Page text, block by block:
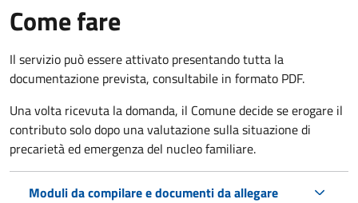
Come fare
Il servizio può essere attivato presentando tutta la
documentazione prevista, consultabile in formato PDF.
Una volta ricevuta la domanda, il Comune decide se erogare il
contributo solo dopo una valutazione sulla situazione di
precarietà ed emergenza del nucleo familiare.
Moduli da compilare e documenti da allegare